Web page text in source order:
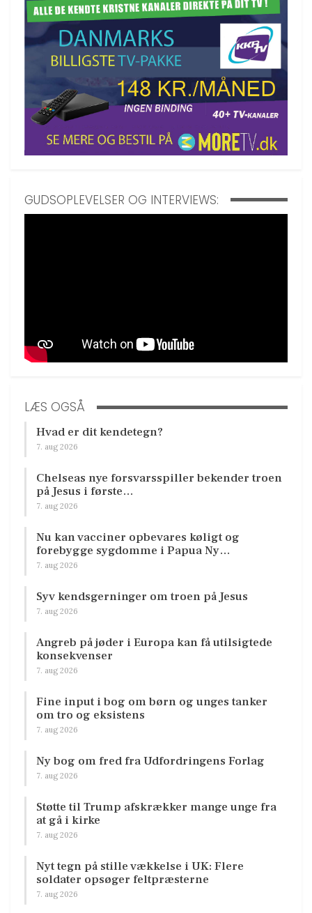
GUDSOPLEVELSER OG INTERVIEWS:
LÆS OGSÅ
Hvad er dit kendetegn?
7. aug 2026
Chelseas nye forsvarsspiller bekender troen
på Jesus i første…
7. aug 2026
Nu kan vacciner opbevares køligt og
forebygge sygdomme i Papua Ny…
7. aug 2026
Syv kendsgerninger om troen på Jesus
7. aug 2026
Angreb på jøder i Europa kan få utilsigtede
konsekvenser
7. aug 2026
Fine input i bog om børn og unges tanker
om tro og eksistens
7. aug 2026
Ny bog om fred fra Udfordringens Forlag
7. aug 2026
Støtte til Trump afskrækker mange unge fra
at gå i kirke
7. aug 2026
Nyt tegn på stille vækkelse i UK: Flere
soldater opsøger feltpræsterne
7. aug 2026